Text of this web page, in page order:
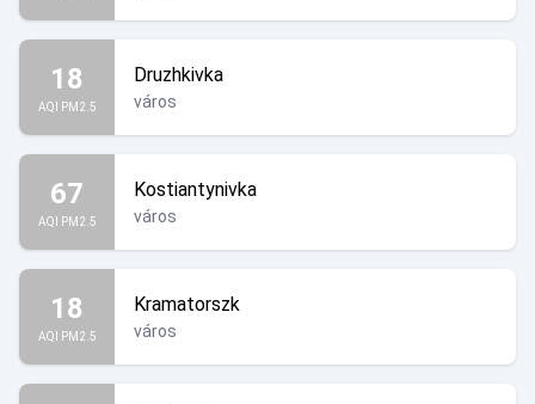
18
AQI PM2.5
Druzhkivka
város
67
AQI PM2.5
Kostiantynivka
város
18
AQI PM2.5
Kramatorszk
város